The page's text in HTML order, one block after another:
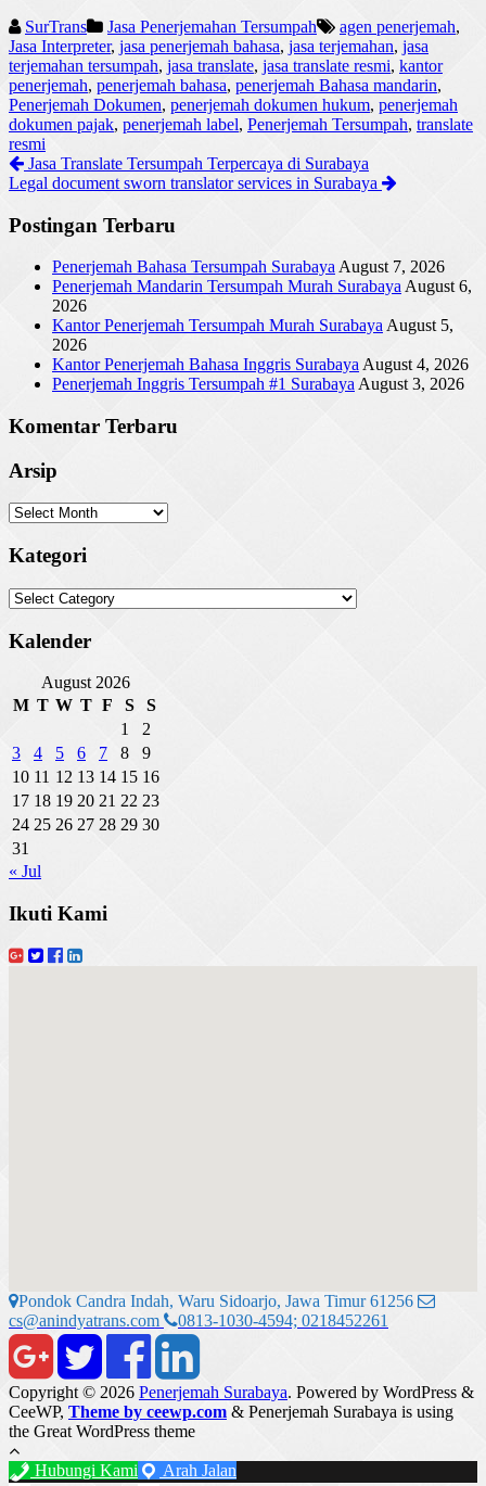
SurTrans
Jasa Penerjemahan Tersumpah agen penerjemah,
Jasa Interpreter, jasa penerjemah bahasa, jasa terjemahan, jasa
terjemahan tersumpah, jasa translate, jasa translate resmi, kantor
penerjemah, penerjemah bahasa, penerjemah Bahasa mandarin,
Penerjemah Dokumen, penerjemah dokumen hukum, penerjemah
dokumen pajak, penerjemah label, Penerjemah Tersumpah, translate
resmi
Jasa Translate Tersumpah Terpercaya di Surabaya
Legal document sworn translator services in Surabaya
Postingan Terbaru
Penerjemah Bahasa Tersumpah Surabaya August 7, 2026
Penerjemah Mandarin Tersumpah Murah Surabaya August 6,
2026
Kantor Penerjemah Tersumpah Murah Surabaya August 5,
2026
Kantor Penerjemah Bahasa Inggris Surabaya August 4, 2026
Penerjemah Inggris Tersumpah #1 Surabaya August 3, 2026
Komentar Terbaru
Arsip
Arsip
Kategori
Kategori
Kalender
August 2026
M T W T F S
S
1
2
3
4 5 6 7 8
9
10 11 12 13 14 15 16
17 18 19 20 21 22 23
24 25 26 27 28 29 30
31
« Jul
Ikuti Kami
Pondok Candra Indah, Waru Sidoarjo, Jawa Timur 61256
cs@anindyatrans.com
0813-1030-4594; 0218452261
Copyright © 2026 Penerjemah Surabaya. Powered by WordPress &
CeeWP, Theme by ceewp.com & Penerjemah Surabaya is using
the Great WordPress theme
Hubungi Kami
Arah Jalan